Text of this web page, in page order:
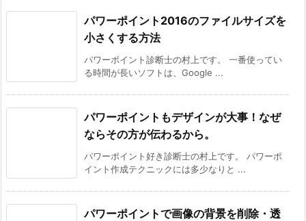
パワーポイント2016のファイルサイズを
小さくする方法
パワーポイント診断士の村上です。 一番使ってい
る時間が長いソフトは、Google ...
パワーポイントもデザインが大事！なぜ
ならその方が伝わるから。
パワーポイント好き診断士の村上です。 パワーポ
イント作成テクニックには多少なりと ...
パワーポイントで画像の背景を削除・透